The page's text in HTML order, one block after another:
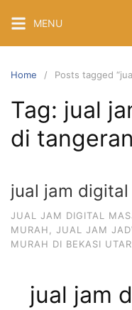
content
MENU
Home Posts tagged
Tag: jual
di
jual jam
JUAL JAM DIGITAL
MURAH
JUAL JAM
MURAH DI BEKASI
jual jam